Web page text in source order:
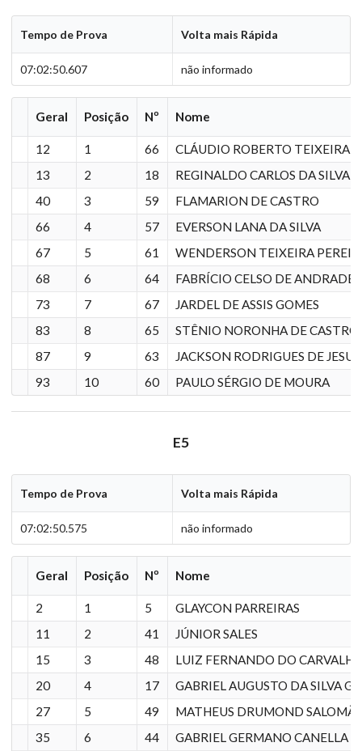
Tempo de Prova Volta mais Rápida
07:02:50.607 não informado
Geral Posição Nº Nome
12 1 66
CLÁUDIO ROBERTO TEIXEIRA
13
2 18
REGINALDO CARLOS DA SILVA
40
3 59
FLAMARION DE CASTRO
66
4 57
EVERSON LANA DA SILVA
67
5 61
WENDERSON TEIXEIRA
68
6 64
FABRÍCIO CELSO DE ANDRADE
73
7 67
JARDEL DE ASSIS GOMES
83
8 65
STÊNIO NORONHA DE CASTRO
87
9 63
JACKSON RODRIGUES DE JESUS
93
10 60 PAULO SÉRGIO DE MOURA
E5
Tempo de Prova Volta mais Rápida
07:02:50.575 não informado
Geral Posição Nº Nome
2 1 5
GLAYCON PARREIRAS
11
2 41
JÚNIOR SALES
15
3 48
LUIZ FERNANDO DO
20
4 17
GABRIEL AUGUSTO DA SILVA
27
5 49
MATHEUS DRUMOND
35
6 44
GABRIEL GERMANO CANELLA